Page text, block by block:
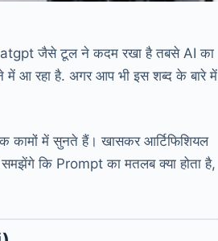
जैसे टूल ने कदम रखा है तबसे AI का
में आ रहा है. अगर आप भी इस शब्द के बारे में
कामों में सुनते हैं। खासकर आर्टिफिशियल
कि Prompt का मतलब क्या होता है,